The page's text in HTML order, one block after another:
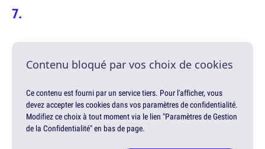
Contenu bloqué par vos choix de cookies
Ce contenu est fourni par un service tiers. Pour l'afficher, vous
devez accepter les cookies dans vos paramètres de confidentialité.
Modifiez ce choix à tout moment via le lien "Paramètres de Gestion
de la Confidentialité" en bas de page.